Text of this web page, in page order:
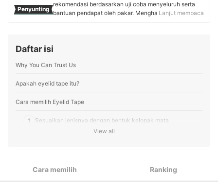
Penyunting
rekomendasi berdasarkan uji coba menyeluruh serta
bantuan pendapat oleh pakar. Menghasilkan konten
Profil Tim Editorial mybest
Lanjut membaca
Daftar isi
Why You Can Trust Us
Apakah eyelid tape itu?
Cara memilih Eyelid Tape
1 Sesuaikan jenisnya dengan bentuk kelopak mata
Peringkat Eyelid Tape Terbaik
View all
Cara memilih Ranking